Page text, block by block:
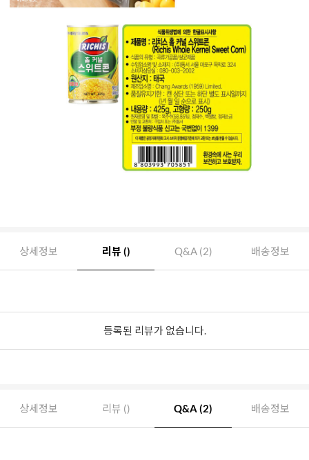
상세정보 리뷰 () Q&A (2) 배송정보
등록된 리뷰가 없습니다.
상세정보 리뷰 () Q&A (2) 배송정보